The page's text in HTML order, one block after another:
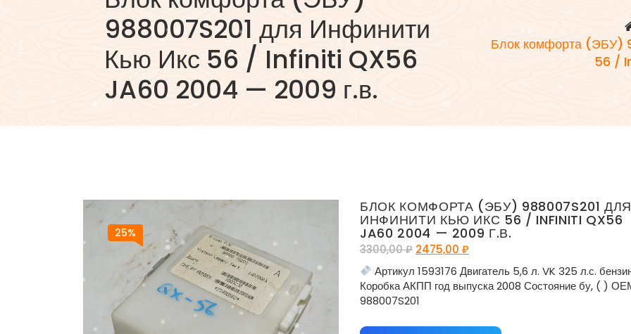
988007S201 для Инфинити
Кью Икс 56 / Infiniti QX56
JA60 2004 — 2009 г.в.
Блок комфорта (ЭБУ)
56 /
25%
БЛОК КОМФОРТА (ЭБУ) 988007S201
ИНФИНИТИ КЬЮ ИКС 56 / INFINITI QX56
JA60 2004 — 2009 Г.В.
3300,00₽ 2475,00 ₽
Артикул 1593176 Двигатель 5,6 л. VK 325 л.с.
Коробка АКПП год выпуска 2008 Состояние бу, ( )
988007S201